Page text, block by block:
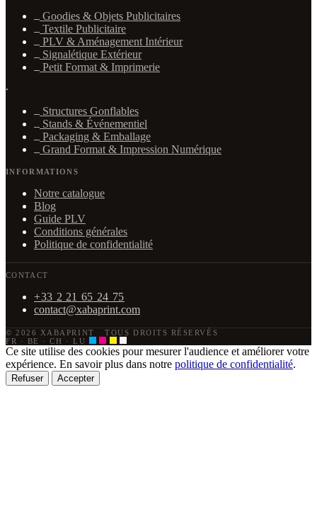
Goodies & Objets Publicitaires
Textile Publicitaire
PLV & Aménagement Intérieur
Signalétique Extérieur
Petit Format & Imprimerie
·
Structures Gonflables
Stands & Événementiel
Packaging & Emballage
Grand Format & Impression Numérique
INFORMATIONS
Notre catalogue
Blog
Guide PLV
Conditions générales
Politique de confidentialité
CONTACT
+33 2 21 65 24 75
contact@xabaprint.com
© 2026 XABAPRINT ·
TOUS DROITS RÉSERVÉS
FR · BE · CH · LU
Ce site utilise des cookies pour mesurer l'audience et améliorer votre
expérience. En savoir plus dans notre politique de confidentialité.
Refuser Accepter